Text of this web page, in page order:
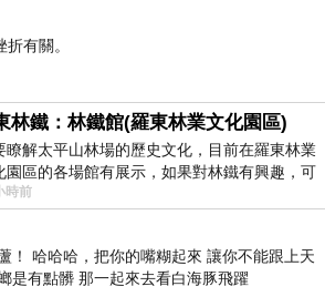
持金剛界與胎藏界「二部
色在於三密相應（身結
觀想）法門，旨在即身
傳至日本空海，形成東
國的唐代，密僧們仍然保
的傳統，而且為了適應密
規定實行密法咒術的次
有關。
林鐵：林鐵館(羅東林業文化園區)
瞭解太平山林場的歷史文化，目前在羅東林業
園區的各場館有展示，如果對林鐵有興趣，可
林鐵館。 這裡展示從山下
時前
！ 哈哈哈，把你的嘴糊起來 讓你不能跟上天
是有點髒 那一起來去看白海豚飛躍